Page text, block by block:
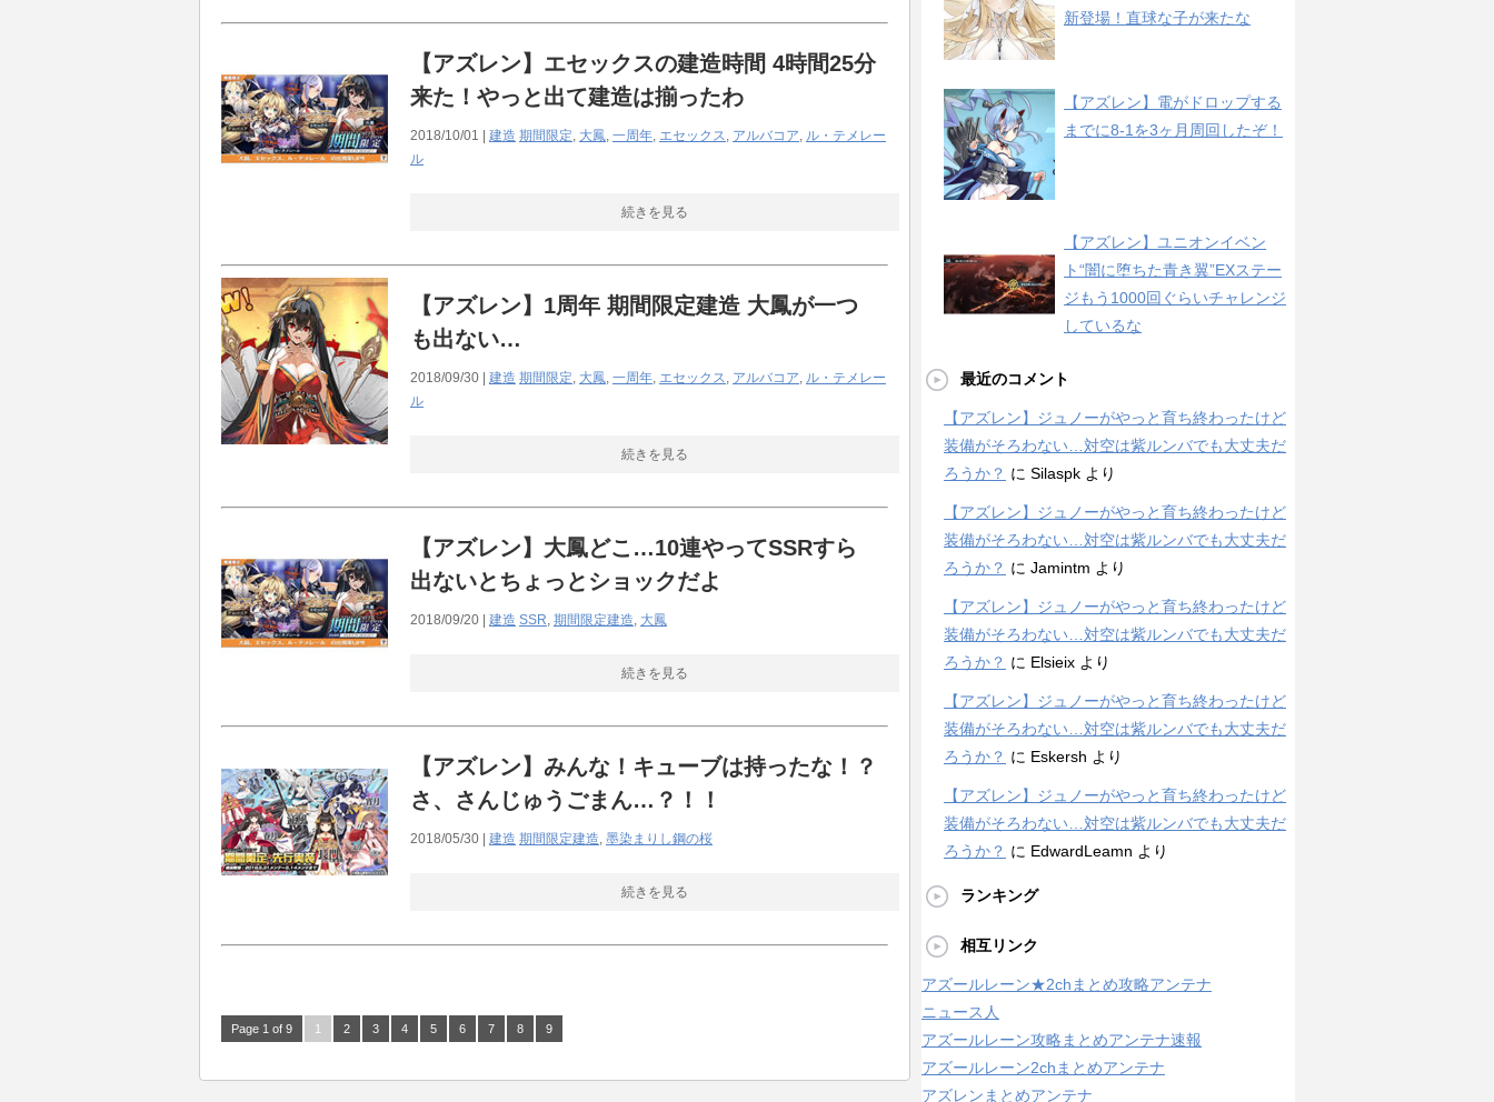
【アズレン】エセックスの建造時間 4時間25分
来た！やっと出て建造は揃ったわ
2018/10/01 | 建造 期間限定, 大鳳, 一周年, エセックス, アルバコア, ル・テメレー
ル
続きを見る
【アズレン】1周年 期間限定建造 大鳳が一つ
も出ない…
2018/09/30 | 建造 期間限定, 大鳳, 一周年, エセックス, アルバコア, ル・テメレー
ル
続きを見る
【アズレン】大鳳どこ…10連やってSSRすら
出ないとちょっとショックだよ
2018/09/20 | 建造 SSR, 期間限定建造, 大鳳
続きを見る
【アズレン】みんな！キューブは持ったな！？
さ、さんじゅうごまん…？！！
2018/05/30 | 建造 期間限定建造, 墨染まりし鋼の桜
続きを見る
Page 1 of 9 1 2 3 4 5 6 7 8 9
新登場！直球な子が来たな
【アズレン】電がドロップする
までに8-1を3ヶ月周回したぞ！
【アズレン】ユニオンイベン
ト“闇に堕ちた青き翼”EXステー
ジもう1000回ぐらいチャレンジ
しているな
最近のコメント
【アズレン】ジュノーがやっと育ち終わったけど
装備がそろわない…対空は紫ルンバでも大丈夫だ
ろうか？ に Silaspk より
【アズレン】ジュノーがやっと育ち終わったけど
装備がそろわない…対空は紫ルンバでも大丈夫だ
ろうか？ に Jamintm より
【アズレン】ジュノーがやっと育ち終わったけど
装備がそろわない…対空は紫ルンバでも大丈夫だ
ろうか？ に Elsieix より
【アズレン】ジュノーがやっと育ち終わったけど
装備がそろわない…対空は紫ルンバでも大丈夫だ
ろうか？ に Eskersh より
【アズレン】ジュノーがやっと育ち終わったけど
装備がそろわない…対空は紫ルンバでも大丈夫だ
ろうか？ に EdwardLeamn より
ランキング
相互リンク
アズールレーン★2chまとめ攻略アンテナ
ニュース人
アズールレーン攻略まとめアンテナ速報
アズールレーン2chまとめアンテナ
アズレンまとめアンテナ